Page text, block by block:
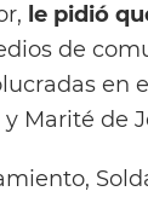
le pidió
de
en
Marité de